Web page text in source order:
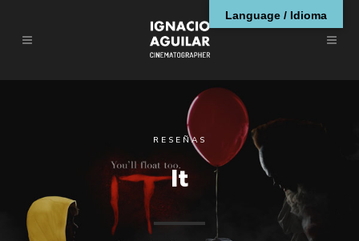
RESEÑAS
It
Language / Idioma